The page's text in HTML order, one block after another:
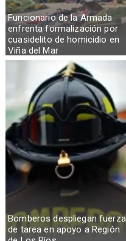
Funcionario de la Armada
enfrenta formalización por
cuasidelito de homicidio en
Viña del Mar
Bomberos despliegan fuerza
de tarea en apoyo a Región